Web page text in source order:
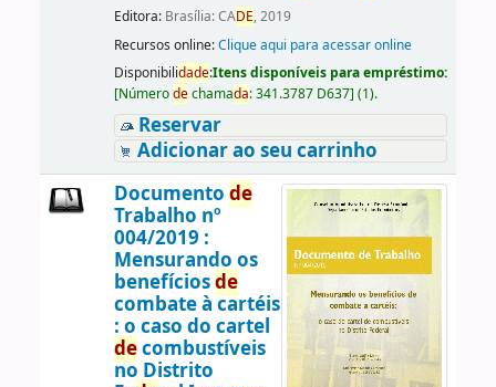
Editora: Brasília: CADE, 2019
Recursos online:Clique aqui para acessar online
Disponibilidade:Itens disponíveis para empréstimo:
[Númerodechamada:341.3787 D637] (1).
Reservar
Adicionar ao seu carrinho
Documento de
Trabalho nº
004/2019 :
Mensurando os
benefíciosde
combate à cartéis
: o caso do cartel
decombustíveis
no Distrito